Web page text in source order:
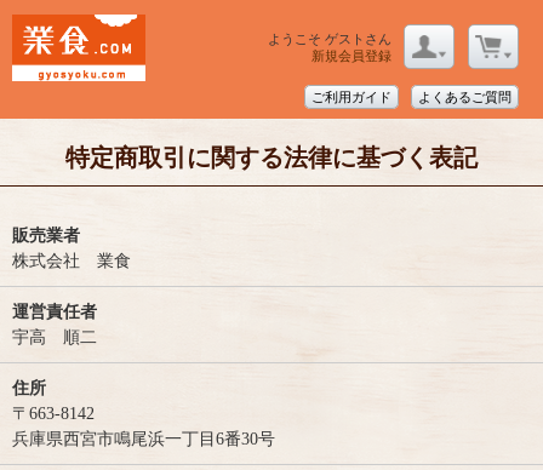
ようこそ ゲストさん
新規会員登録
ご利用ガイド よくあるご質問
特定商取引に関する法律に基づく表記
販売業者
株式会社 業食
運営責任者
宇高 順二
住所
〒663-8142
兵庫県西宮市鳴尾浜一丁目6番30号